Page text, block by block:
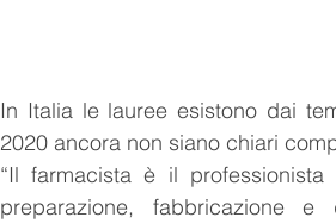
In Italia le lauree esistono dai
2020 ancora non siano chiari
“Il farmacista è il
preparazione, fabbricazione